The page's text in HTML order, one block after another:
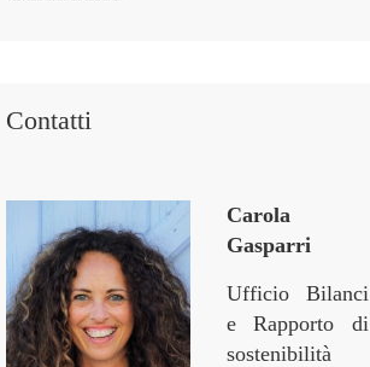
Contatti
Carola
Gasparri
Ufficio Bilanci
e Rapporto di
sostenibilità